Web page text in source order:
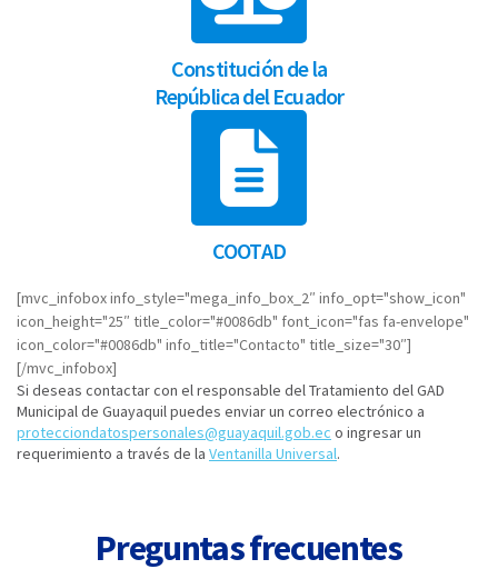
Constitución de la
República del Ecuador
COOTAD
[mvc_infobox info_style="mega_info_box_2″ info_opt="show_icon"
icon_height="25″ title_color="#0086db" font_icon="fas fa-envelope"
icon_color="#0086db" info_title="Contacto" title_size="30″]
[/mvc_infobox]
Si deseas contactar con el responsable del Tratamiento del GAD
Municipal de Guayaquil puedes enviar un correo electrónico a
protecciondatospersonales@guayaquil.gob.ec o ingresar un
requerimiento a través de la Ventanilla Universal.
Preguntas frecuentes